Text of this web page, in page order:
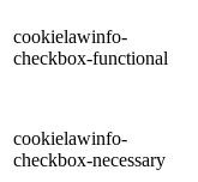
cookielawinfo-
checkbox-functional
cookielawinfo-
checkbox-necessary